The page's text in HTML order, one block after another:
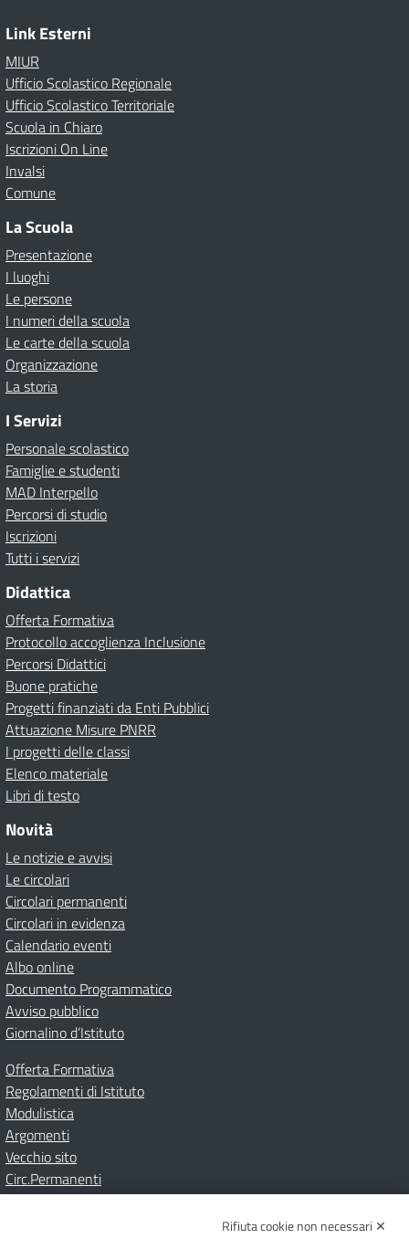
Link Esterni
MIUR
Ufficio Scolastico Regionale
Ufficio Scolastico Territoriale
Scuola in Chiaro
Iscrizioni On Line
Invalsi
Comune
La Scuola
Presentazione
I luoghi
Le persone
I numeri della scuola
Le carte della scuola
Organizzazione
La storia
I Servizi
Personale scolastico
Famiglie e studenti
MAD Interpello
Percorsi di studio
Iscrizioni
Tutti i servizi
Didattica
Offerta Formativa
Protocollo accoglienza Inclusione
Percorsi Didattici
Buone pratiche
Progetti finanziati da Enti Pubblici
Attuazione Misure PNRR
I progetti delle classi
Elenco materiale
Libri di testo
Novità
Le notizie e avvisi
Le circolari
Circolari permanenti
Circolari in evidenza
Calendario eventi
Albo online
Documento Programmatico
Avviso pubblico
Giornalino d’Istituto
Offerta Formativa
Regolamenti di Istituto
Modulistica
Argomenti
Vecchio sito
Circ.Permanenti
Albo onlinePrivacy Policy
Rifiuta cookie non necessari ✕